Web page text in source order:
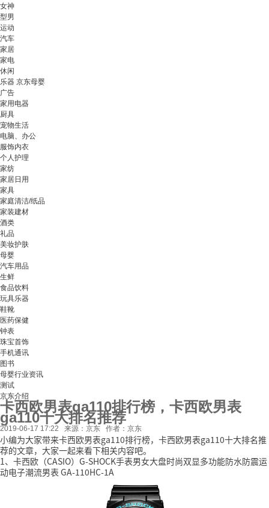
女神
型男
运动
汽车
家居
家电
休闲
乐器 京东母婴
广告
家用电器
厨具
宠物生活
电脑、办公
服饰内衣
个人护理
家纺
家居日用
家具
家庭清洁/纸品
家装建材
酒类
礼品
美妆护肤
母婴
汽车用品
生鲜
食品饮料
玩具乐器
鞋靴
医药保健
钟表
珠宝首饰
手机通讯
图书
母婴行业资讯
测试
京东介绍
卡西欧男表ga110排行榜，卡西欧男表
ga110十大排名推荐
2019-06-17 17:22 来源：京东 作者：京东
小编为大家带来卡西欧男表ga110排行榜，卡西欧男表ga110十大排名推
荐的文章，大家一起来看下相关内容吧。
1、卡西欧（CASIO）G-SHOCK手表男女大盘时尚双显多功能防水防震运
动电子潮流男表 GA-110HC-1A